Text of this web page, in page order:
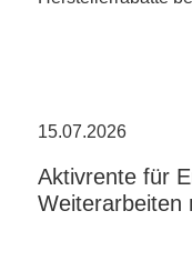
15.07.2026
Aktivrente für
Weiterarbeiten